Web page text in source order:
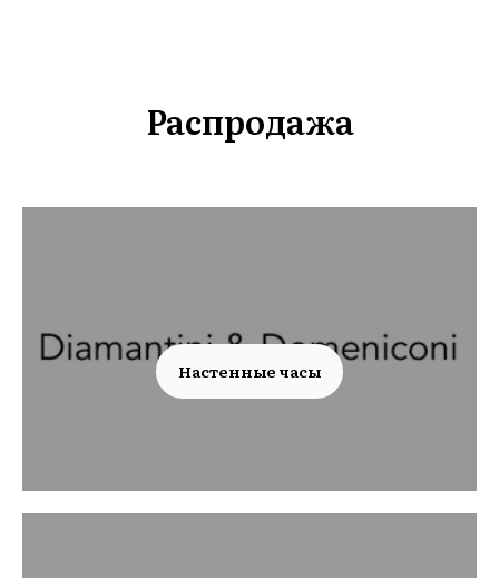
Распродажа
Настенные часы